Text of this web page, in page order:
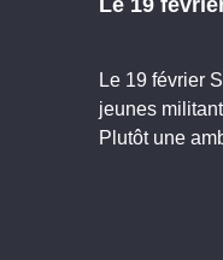
Le 19
Le 19 février
jeunes
Plutôt une